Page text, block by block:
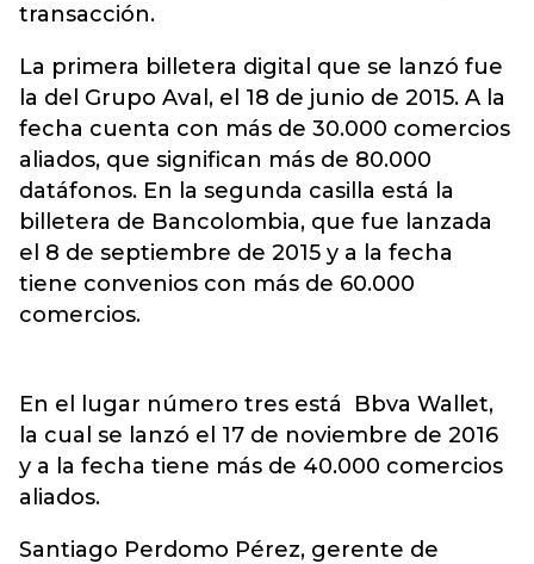
transacción.
La primera billetera digital que se lanzó fue
la del Grupo Aval, el 18 de junio de 2015. A la
fecha cuenta con más de 30.000 comercios
aliados, que significan más de 80.000
datáfonos. En la segunda casilla está la
billetera de Bancolombia, que fue lanzada
el 8 de septiembre de 2015 y a la fecha
tiene convenios con más de 60.000
comercios.
En el lugar número tres está Bbva Wallet,
la cual se lanzó el 17 de noviembre de 2016
y a la fecha tiene más de 40.000 comercios
aliados.
Santiago Perdomo Pérez, gerente de